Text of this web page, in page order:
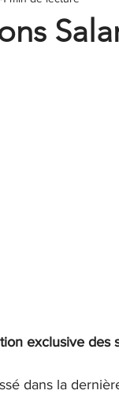
exclusive des
dans la